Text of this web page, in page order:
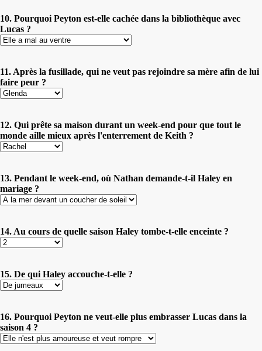
10. Pourquoi Peyton est-elle cachée dans la bibliothèque avec
Lucas ?
11. Après la fusillade, qui ne veut pas rejoindre sa mère afin de lui
faire peur ?
12. Qui prête sa maison durant un week-end pour que tout le
monde aille mieux après l'enterrement de Keith ?
13. Pendant le week-end, où Nathan demande-t-il Haley en
mariage ?
14. Au cours de quelle saison Haley tombe-t-elle enceinte ?
15. De qui Haley accouche-t-elle ?
16. Pourquoi Peyton ne veut-elle plus embrasser Lucas dans la
saison 4 ?